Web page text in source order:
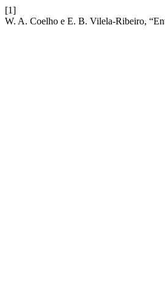
[1]
W. A. Coelho e E. B. Vilela-Ribeiro,